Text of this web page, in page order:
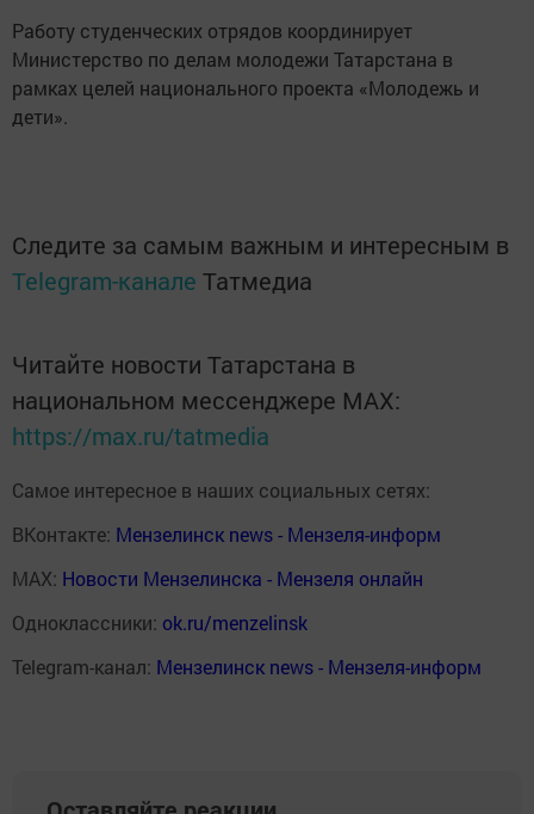
Работу студенческих отрядов координирует
Министерство по делам молодежи Татарстана в
рамках целей национального проекта «Молодежь и
дети».
Следите за самым важным и интересным в
Telegram-канале Татмедиа
Читайте новости Татарстана в
национальном мессенджере MАХ:
https://max.ru/tatmedia
Самое интересное в наших социальных сетях:
ВКонтакте: Мензелинск news - Мензеля-информ
MAX: Новости Мензелинска - Мензеля онлайн
Одноклассники: ok.ru/menzelinsk
Telegram-канал: Мензелинск news - Мензеля-информ